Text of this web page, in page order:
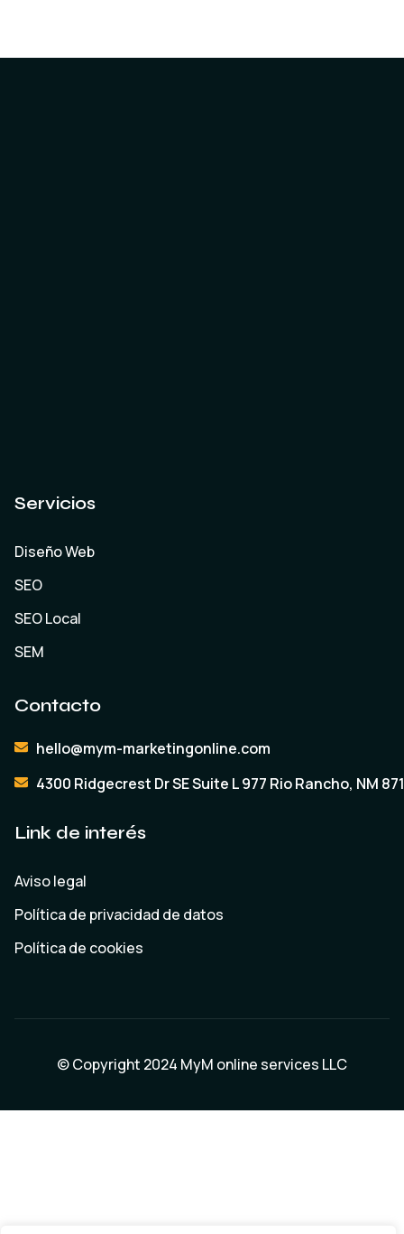
Servicios
Diseño Web
SEO
SEO Local
SEM
Contacto
hello@mym-marketingonline.com
4300 Ridgecrest Dr SE Suite L 977 Rio Rancho, NM
Link de interés
Aviso legal
Política de privacidad de datos
Política de cookies
© Copyright 2024 MyM online services LLC